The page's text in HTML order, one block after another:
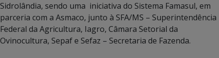
Sidrolândia, sendo uma iniciativa do Sistema Famasul, em
parceria com a Asmaco, junto à SFA/MS – Superintendência
Federal da Agricultura, Iagro, Câmara Setorial da
Ovinocultura, Sepaf e Sefaz – Secretaria de Fazenda.